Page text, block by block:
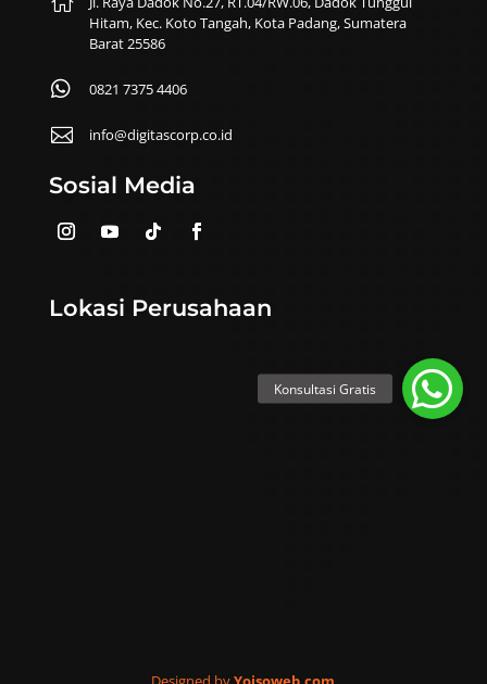
Hitam, Kec. Koto Tangah, Kota Padang, Sumatera
Barat 25586
 0821 7375 4406
 info@digitascorp.co.id
Sosial Media
Lokasi Perusahaan